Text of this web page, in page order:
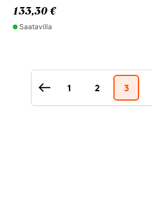
133,30 €
Saatavilla
1 2 3